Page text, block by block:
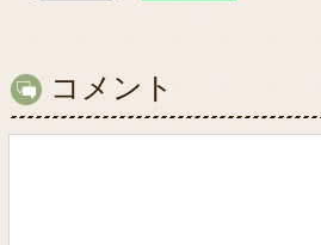
コメント